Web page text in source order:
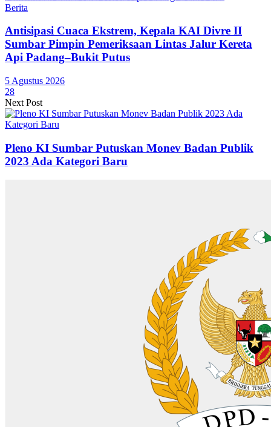
Berita
Antisipasi Cuaca Ekstrem, Kepala KAI Divre II
Sumbar Pimpin Pemeriksaan Lintas Jalur Kereta
Api Padang–Bukit Putus
5 Agustus 2026
28
Next Post
Pleno KI Sumbar Putuskan Monev Badan Publik
2023 Ada Kategori Baru